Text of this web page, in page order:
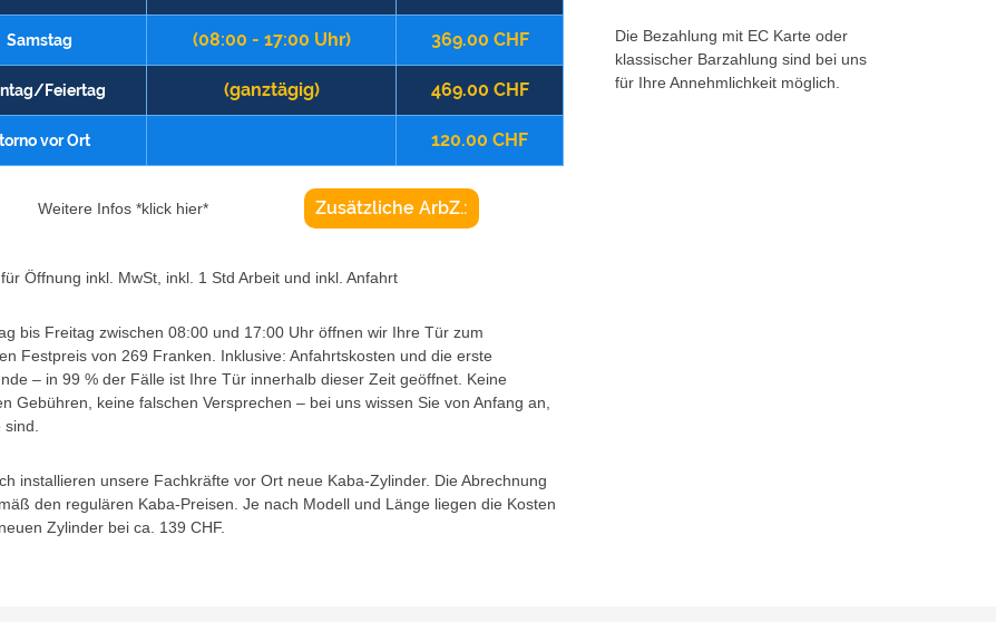
Samstag (08:00 - 17:00 Uhr) 369.00 CHF
Feiertag (ganztägig) 469.00 CHF
vor Ort 120.00 CHF
Weitere Infos *klick hier* Zusätzliche ArbZ.:
Samstag (08:00 - 17:00 Uhr)
Sonntag/Feiertag
Öffnung inkl. MwSt, inkl. 1 Std Arbeit und inkl. Anfahrt
bis Freitag zwischen 08:00 und 17:00 Uhr öffnen wir Ihre Tür zum
Festpreis von 269 Franken. Inklusive: Anfahrtskosten und die erste
– in 99 % der Fälle ist Ihre Tür innerhalb dieser Zeit geöffnet. Keine
Gebühren, keine falschen Versprechen – bei uns wissen Sie von Anfang an,
installieren unsere Fachkräfte vor Ort neue Kaba-Zylinder. Die Abrechnung
den regulären Kaba-Preisen. Je nach Modell und Länge liegen die Kosten
Zylinder bei ca. 139 CHF.
Die Bezahlung mit EC Karte oder
klassischer Barzahlung sind bei uns
für Ihre Annehmlichkeit möglich.